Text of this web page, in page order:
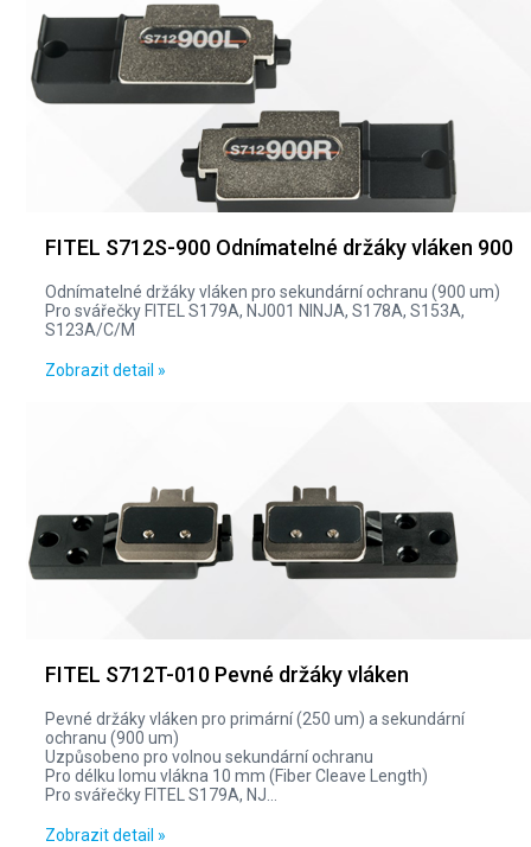
FITEL S712S-900 Odnímatelné držáky vláken 900
Odnímatelné držáky vláken pro sekundární ochranu (900 um)
Pro svářečky FITEL S179A, NJ001 NINJA, S178A, S153A,
S123A/C/M
Zobrazit detail »
FITEL S712T-010 Pevné držáky vláken
Pevné držáky vláken pro primární (250 um) a sekundární
ochranu (900 um)
Uzpůsobeno pro volnou sekundární ochranu
Pro délku lomu vlákna 10 mm (Fiber Cleave Length)
Pro svářečky FITEL S179A, NJ...
Zobrazit detail »